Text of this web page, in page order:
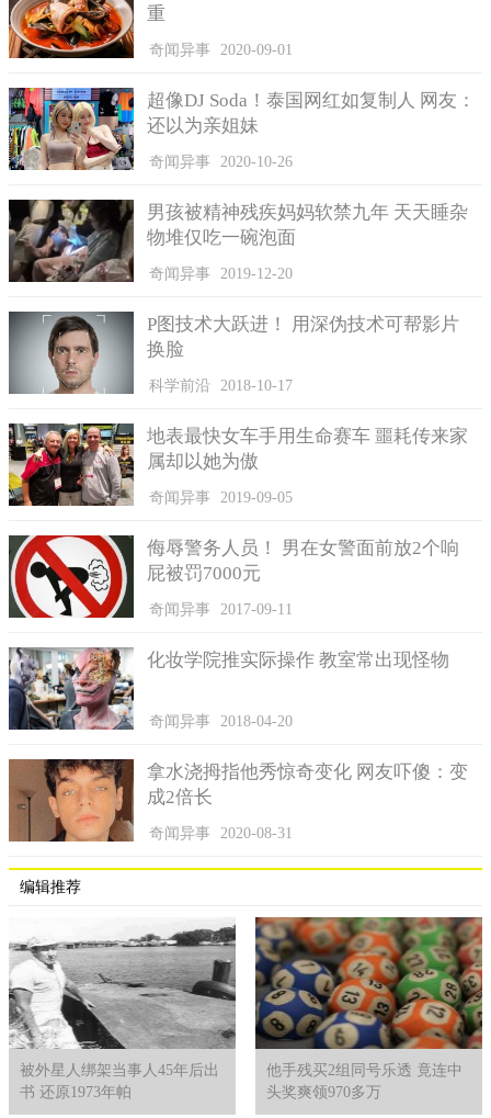
重
奇闻异事 2020-09-01
超像DJ Soda！泰国网红如复制人 网友：
还以为亲姐妹
奇闻异事 2020-10-26
男孩被精神残疾妈妈软禁九年 天天睡杂
物堆仅吃一碗泡面
奇闻异事 2019-12-20
P图技术大跃进！ 用深伪技术可帮影片
换脸
科学前沿 2018-10-17
地表最快女车手用生命赛车 噩耗传来家
属却以她为傲
奇闻异事 2019-09-05
侮辱警务人员！ 男在女警面前放2个响
屁被罚7000元
奇闻异事 2017-09-11
化妆学院推实际操作 教室常出现怪物
奇闻异事 2018-04-20
拿水浇拇指他秀惊奇变化 网友吓傻：变
成2倍长
奇闻异事 2020-08-31
编辑推荐
被外星人绑架当事人45年后出
书 还原1973年帕
他手残买2组同号乐透 竟连中
头奖爽领970多万